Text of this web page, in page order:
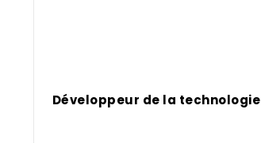
Développeur de la technologie